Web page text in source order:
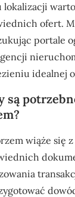
lokalizacji
ofert.
portale
idealnej
są
wiąże się